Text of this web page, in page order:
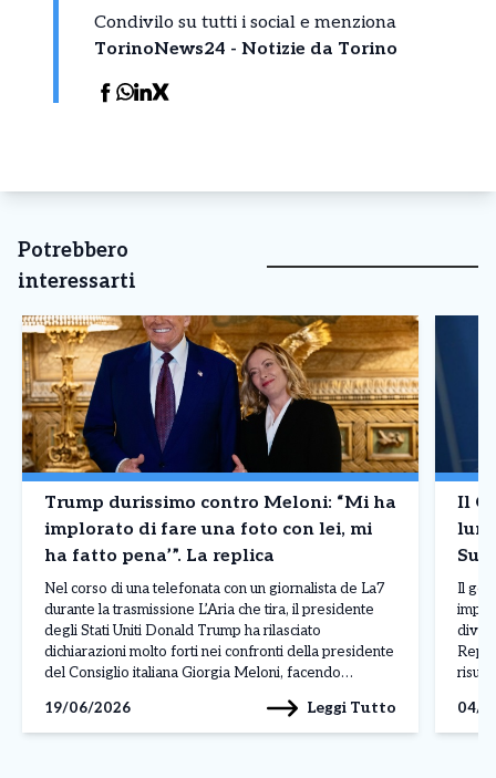
Condivilo su tutti i social e menziona
TorinoNews24 - Notizie da Torino
Potrebbero
interessarti
Trump durissimo contro Meloni: “Mi ha
implorato di fare una foto con lei, mi
ha fatto pena’”. La replica
Nel corso di una telefonata con un giornalista de La7
durante la trasmissione L’Aria che tira, il presidente
degli Stati Uniti Donald Trump ha rilasciato
dichiarazioni molto forti nei confronti della presidente
del Consiglio italiana Giorgia Meloni, facendo
Parlando della premier italiana, Trump ha affermato:
“Mi […]
19/06/2026 Leggi Tutto
Il
Il
della
04/